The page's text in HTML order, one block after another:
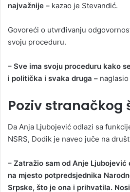
najvažnije – kazao je Stevandić.
Govoreći o utvrđivanju
svoju proceduru.
– Sve ima svoju proceduru kako
i politička i svaka druga –
Poziv stranačkog
Da Anja Ljubojević odlazi sa
NSRS, Dodik je naveo juče na
– Zatražio sam od Anje
na mjesto potpredsjednika
Srpske, što je ona i prihvatila.